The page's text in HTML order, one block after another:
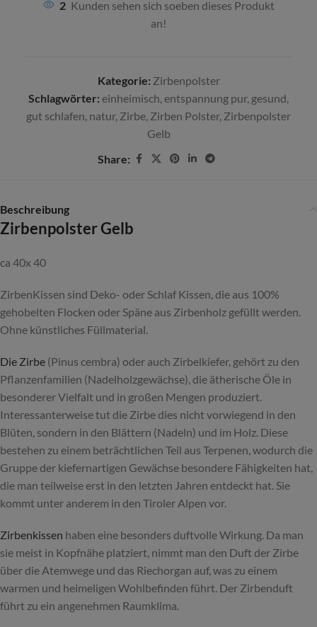
2 Kunden sehen sich soeben dieses Produkt
an!
Kategorie: Zirbenpolster
Schlagwörter: einheimisch entspannung pur, gesund
gut schlafen natur, Zirbe Zirben Polster, Zirbenpolster
Gelb
Share:
Beschreibung
Zirbenpolster Gelb
ca 40x 40
ZirbenKissen sind Deko- oder Schlaf Kissen, die aus 100%
gehobelten Flocken oder Späne aus Zirbenholz gefüllt werden.
Ohne künstliches Füllmaterial.
Die Zirbe (Pinus cembra) oder auch Zirbelkiefer, gehört zu den
Pflanzenfamilien (Nadelholzgewächse), die ätherische Öle in
besonderer Vielfalt und in großen Mengen produziert.
Interessanterweise tut die Zirbe dies nicht vorwiegend in den
Blüten, sondern in den Blättern (Nadeln) und im Holz. Diese
bestehen zu einem beträchtlichen Teil aus Terpenen, wodurch die
Gruppe der kiefernartigen Gewächse besondere Fähigkeiten hat,
die man teilweise erst in den letzten Jahren entdeckt hat. Sie
kommt unter anderem in den Tiroler Alpen vor.
Zirbenkissen haben eine besonders duftvolle Wirkung. Da man
sie meist in Kopfnähe platziert, nimmt man den Duft der Zirbe
über die Atemwege und das Riechorgan auf, was zu einem
warmen und heimeligen Wohlbefinden führt. Der Zirbenduft
führt zu ein angenehmen Raumklima.